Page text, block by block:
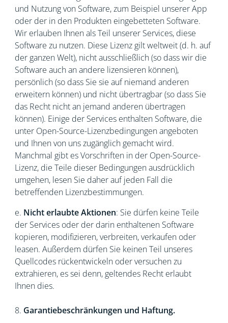
und Nutzung von Software, zum Beispiel unserer App
oder der in den Produkten eingebetteten Software.
Wir erlauben Ihnen als Teil unserer Services, diese
Software zu nutzen. Diese Lizenz gilt weltweit (d. h. auf
der ganzen Welt), nicht ausschließlich (so dass wir die
Software auch an andere lizensieren können),
persönlich (so dass Sie sie auf niemand anderen
erweitern können) und nicht übertragbar (so dass Sie
das Recht nicht an jemand anderen übertragen
können). Einige der Services enthalten Software, die
unter Open-Source-Lizenzbedingungen angeboten
und Ihnen von uns zugänglich gemacht wird.
Manchmal gibt es Vorschriften in der Open-Source-
Lizenz, die Teile dieser Bedingungen ausdrücklich
umgehen, lesen Sie daher auf jeden Fall die
betreffenden Lizenzbestimmungen.
e. Nicht erlaubte Aktionen: Sie dürfen keine Teile
der Services oder der darin enthaltenen Software
kopieren, modifizieren, verbreiten, verkaufen oder
leasen. Außerdem dürfen Sie keinen Teil unseres
Quellcodes rückentwickeln oder versuchen zu
extrahieren, es sei denn, geltendes Recht erlaubt
Ihnen dies.
8. Garantiebeschränkungen und Haftung.